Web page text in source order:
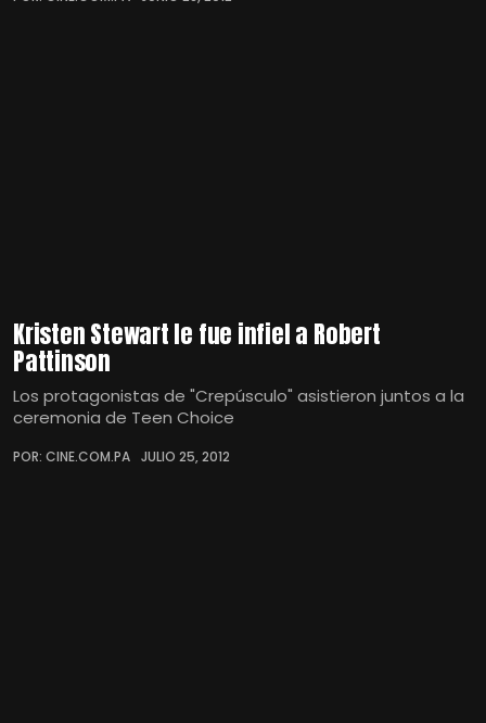
Kristen Stewart le fue infiel a Robert
Pattinson
Los protagonistas de "Crepúsculo" asistieron juntos a la
ceremonia de Teen Choice
POR: CINE.COM.PA JULIO 25, 2012